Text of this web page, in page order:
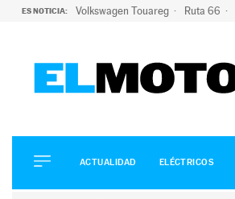
ES NOTICIA: Volkswagen Touareg Ruta 66
ELÉCTRICOS
CONDUCIR
ACTUALIDAD ELÉCTRICOS